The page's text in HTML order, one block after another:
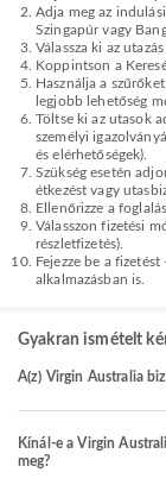
Adja meg az
Szingapúr vagy
Válassza ki az
Koppintson a
Használja a
legjobb lehetőség
Töltse ki az utasok
személyi
és elérhetőségek).
Szükség esetén
étkezést vagy
Ellenőrizze a
Válasszon fizetési
részletfizetés).
Fejezze be a
alkalmazásban is.
Gyakran ismételt
A(z) Virgin Australia
Kínál-e a Virgin
meg?